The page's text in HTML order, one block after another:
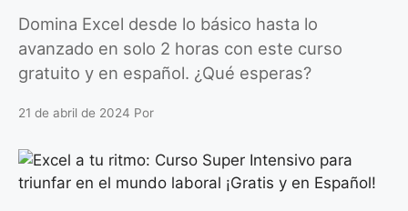
Domina Excel desde lo básico hasta lo
avanzado en solo 2 horas con este curso
gratuito y en español. ¿Qué esperas?
21 de abril de 2024 Por